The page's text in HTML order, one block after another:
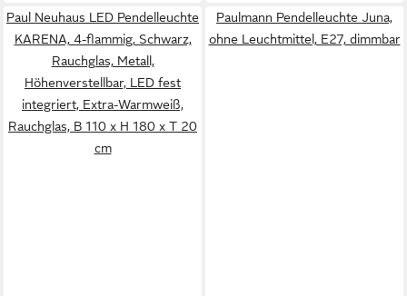
Paul Neuhaus LED Pendelleuchte
KARENA, 4-flammig, Schwarz,
Rauchglas, Metall,
Höhenverstellbar, LED fest
integriert, Extra-Warmweiß,
Rauchglas, B 110 x H 180 x T 20
cm
Paulmann Pendelleuchte Juna,
ohne Leuchtmittel, E27, dimmbar